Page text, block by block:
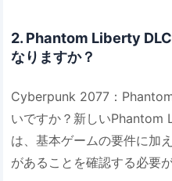
2. Phantom Liberty DLC
なりますか？
Cyber​​punk 2077：
いですか？新しいPhantom
は、基本ゲームの要件に加
があることを確認する必要